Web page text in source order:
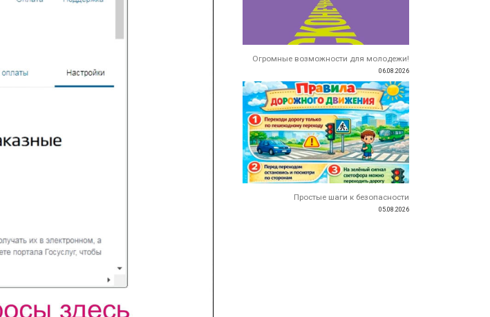
Огромные возможности для молодежи!
06.08.2026
Простые шаги к безопасности
05.08.2026